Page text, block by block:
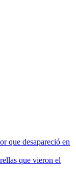
que desapareció en
que vieron el